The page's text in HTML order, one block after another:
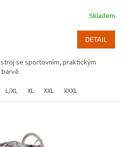
Skladem
DETAIL
se sportovním, praktickým
L/XL XL XXL XXXL